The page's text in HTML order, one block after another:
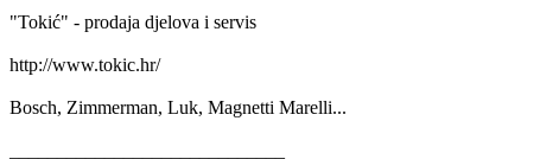
"Tokić" - prodaja djelova i servis
http://www.tokic.hr/
Bosch, Zimmerman, Luk, Magnetti Marelli...